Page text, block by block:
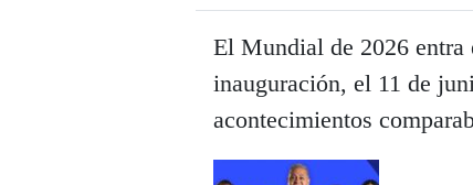
El Mundial de 2026 entra
inauguración, el 11 de
acontecimientos